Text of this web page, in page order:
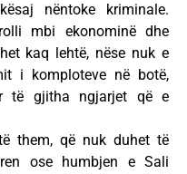
nëntoke kriminale.
mbi ekonominë dhe
kaq lehtë, nëse nuk e
i komploteve në botë,
të gjitha ngjarjet që e
them, që nuk duhet të
ose humbjen e Sali